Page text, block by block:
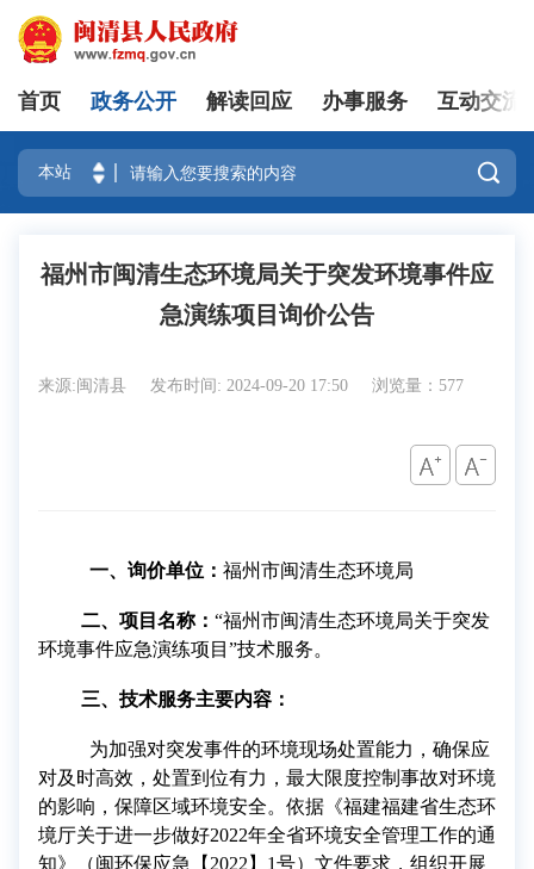
登录
首页 政务公开 解读回应 办事服务 互动交流

福州市闽清生态环境局关于突发环境事件应
急演练项目询价公告
来源:闽清县 发布时间: 2024-09-20 17:50 浏览量：577
一、询价单位： 福州市闽清生态环境局
二、项目名称： “福州市闽清生态环境局关于突发
环境事件应急演练项目”技术服务。
三、技术服务主要内容：
为加强对突发事件的环境现场处置能力，确保应
对及时高效，处置到位有力，最大限度控制事故对环境
的影响，保障区域环境安全。依据《福建福建省生态环
境厅关于进一步做好2022年全省环境安全管理工作的通
知》（闽环保应急【 2022 】 1号）文件要求，组织开展